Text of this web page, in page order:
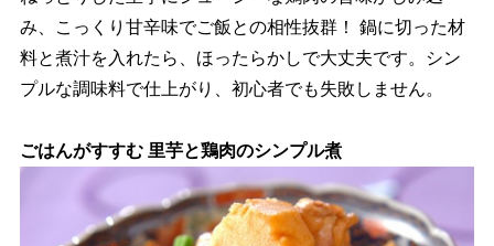
み、こっくり甘辛味でご飯との相性抜群！ 鍋に切った材
料と煮汁を入れたら、ほったらかしで大丈夫です。シン
プルな調味料で仕上がり、初心者でも失敗しません。
ごはんがすすむ 里芋と鶏肉のシンプル煮